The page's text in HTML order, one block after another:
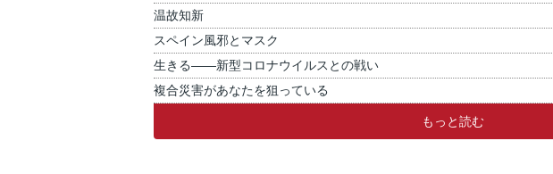
温故知新
スペイン風邪とマスク
生きる――新型コロナウイルスとの戦い
複合災害があなたを狙っている
もっと読む